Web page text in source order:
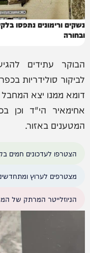
נשקים ורימונים נתפסו
ובחורה
הבוקר עתידים
לביקור סולידריות
דומא ממנו יצא
אחימאיר הי"ד וכן
המטענים באזור.
הצטרפו לעדכונים חמים
מצטרפים לערוץ
הניוזלייטר המרתק של